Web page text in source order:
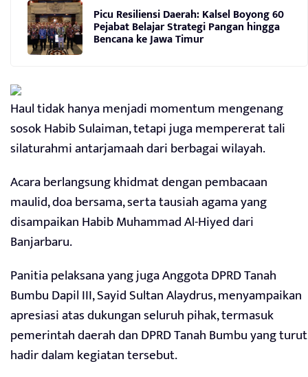
Picu Resiliensi Daerah: Kalsel Boyong 60
Pejabat Belajar Strategi Pangan hingga
Bencana ke Jawa Timur
Haul tidak hanya menjadi momentum mengenang
sosok Habib Sulaiman, tetapi juga mempererat tali
silaturahmi antarjamaah dari berbagai wilayah.
Acara berlangsung khidmat dengan pembacaan
maulid, doa bersama, serta tausiah agama yang
disampaikan Habib Muhammad Al-Hiyed dari
Banjarbaru.
Panitia pelaksana yang juga Anggota DPRD Tanah
Bumbu Dapil III, Sayid Sultan Alaydrus, menyampaikan
apresiasi atas dukungan seluruh pihak, termasuk
pemerintah daerah dan DPRD Tanah Bumbu yang turut
hadir dalam kegiatan tersebut.